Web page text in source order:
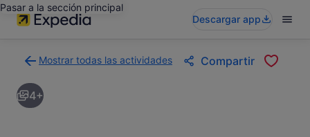
Pasar a la sección principal
Descargar app
Mostrar todas las actividades
a
la
página
Compartir
4+